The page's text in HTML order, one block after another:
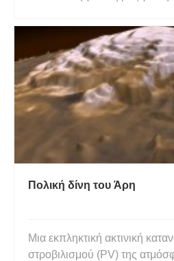
μαύρες τρύπες γεννήθηκαν
από την παρατήρηση.
αστέρια για όσο και
Πολική δίνη του Άρη
Μια εκπληκτική ακτινική
στροβιλισμού (PV) της